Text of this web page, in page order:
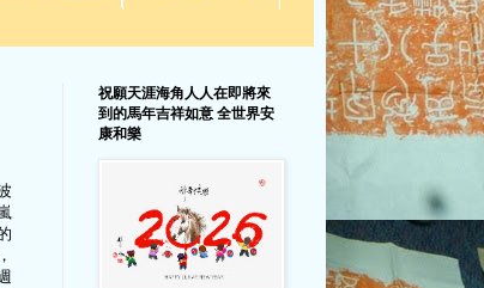
祝願天涯海角人人在即將來
到的馬年吉祥如意 全世界安
康和樂